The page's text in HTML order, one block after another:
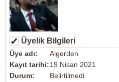
Üyelik Bilgileri
Üye adı:
Algerden
Kayıt tarihi:19 Nisan 2021
Durum:
Belirtilmedi